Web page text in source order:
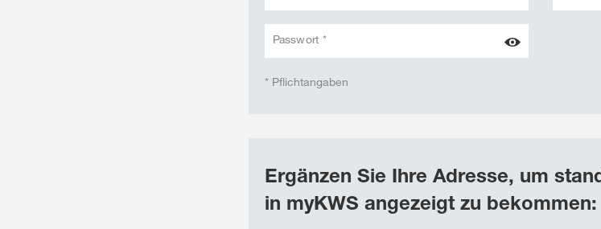
Passwort *
* Pflichtangaben
Ergänzen Sie Ihre Adresse, um
in myKWS angezeigt zu bekommen: